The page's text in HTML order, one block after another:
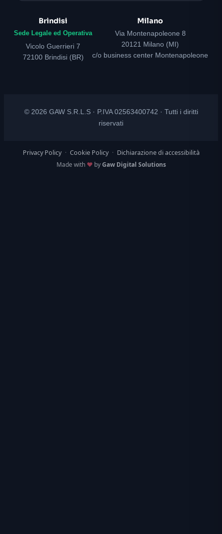
Brindisi
Sede Legale ed Operativa
Vicolo Guerrieri 7
72100 Brindisi (BR)
Milano
Via Montenapoleone 8
20121 Milano (MI)
c/o business center Montenapoleone
© 2026 GAW S.R.L.S · P.IVA 02563400742 · Tutti i diritti
riservati
Privacy Policy · Cookie Policy · Dichiarazione di accessibilità
Made with ♥byGaw Digital Solutions